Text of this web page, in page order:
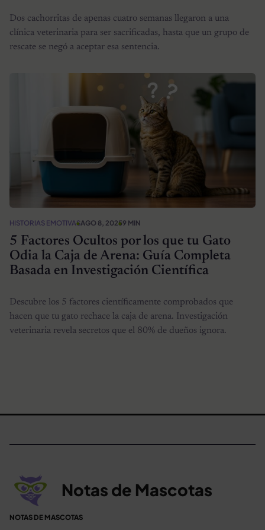
Dos cachorritas de apenas cuatro semanas llegaron a una
clínica veterinaria para ser sacrificadas, hasta que un grupo de
rescate se negó a aceptar esa sentencia.
HISTORIAS EMOTIVASAGO 8, 20259 MIN
5 Factores Ocultos por los que tu Gato
Odia la Caja de Arena: Guía Completa
Basada en Investigación Científica
Descubre los 5 factores científicamente comprobados que
hacen que tu gato rechace la caja de arena. Investigación
veterinaria revela secretos que el 80% de dueños ignora.
Notas de Mascotas
NOTAS DE MASCOTAS